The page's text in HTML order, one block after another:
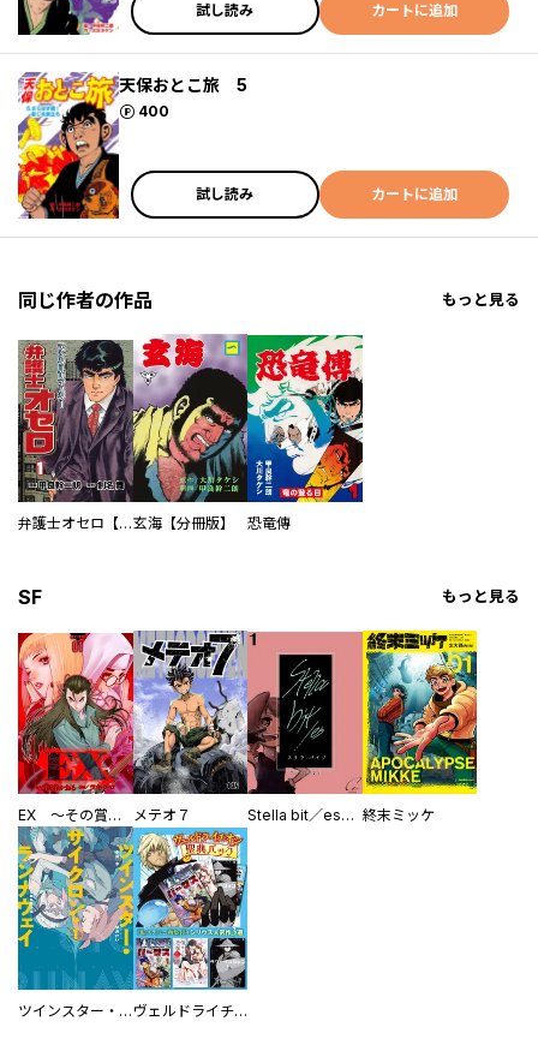
試し読み カートに追加
天保おとこ旅 5
400
ポイント
試し読み カートに追加
同じ作者の作品 もっと見る
弁護士オセロ【デジタルリマスター】玄海【分冊版】 恐竜傳
SF もっと見る
EX ～その賞金稼ぎは、世界の出口を探す～【単行本版】 メテオ７ Stella bit／es【単話版】 終末ミッケ
ツインスター・サイクロン・ランナウェイ ヴェルドライチオシ聖典パック 『転スラ』ミニ画集付き シリウス人気作３選